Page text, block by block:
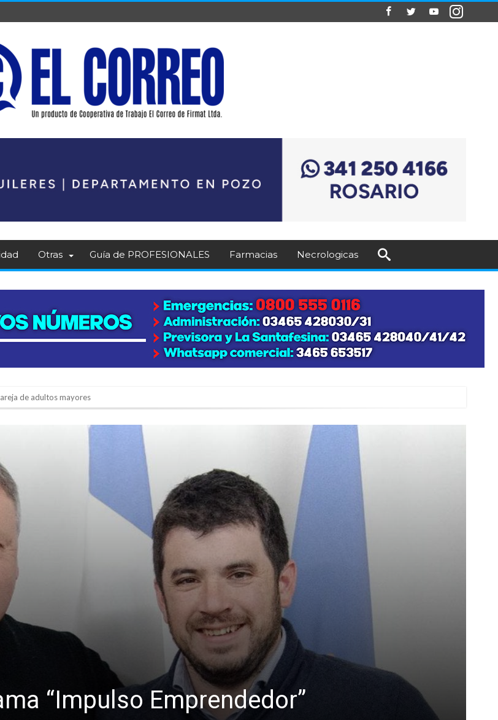
Otras Guía de PROFESIONALES Farmacias Necrologicas
de adultos mayores
para agasajar a los niños en su día
confirmada y planteles renovados
ráfagas que podrían superar los 80 km/h
el impacto real en la región
de Los Quirquinchos
“Impulso Emprendedor”